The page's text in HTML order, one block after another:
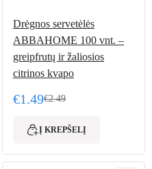
Drėgnos servetėlės
ABBAHOME 100 vnt. –
greipfrutų ir žaliosios
citrinos kvapo
€2.49
Original price was:
€1.49
Current price is: €1.49.
Į KREPŠELĮ